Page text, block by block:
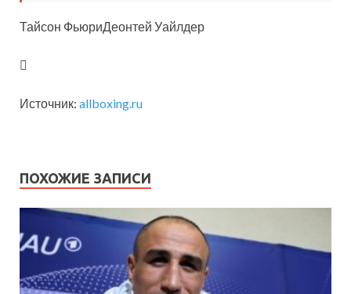
Тайсон ФьюриДеонтей Уайлдер
Источник: allboxing.ru
ПОХОЖИЕ ЗАПИСИ